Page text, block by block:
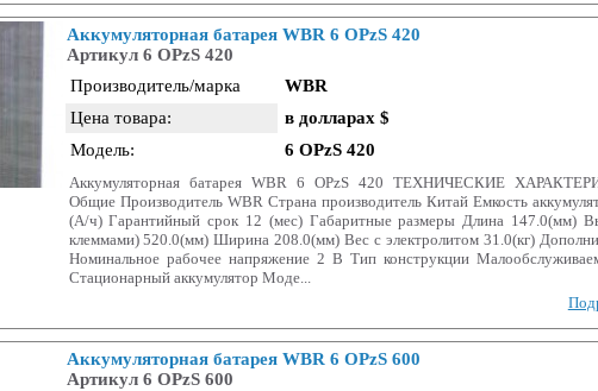
Аккумуляторная батарея WBR 6 OPzS 420
Артикул 6 OPzS 420
Производитель/марка
WBR
Цена товара:
в долларах $
Модель:
6 OPzS 420
Аккумуляторная батарея WBR 6 OPzS 420 ТЕХНИЧЕСКИЕ
Общие Производитель WBR Страна производитель Китай Емкость
(А/ч) Гарантийный срок 12 (мес) Габаритные размеры Длина 147.0(мм)
клеммами) 520.0(мм) Ширина 208.0(мм) Вес c электролитом 31.0(кг)
Номинальное рабочее напряжение 2 В Тип конструкции
Стационарный аккумулятор Моде...
Аккумуляторная батарея WBR 6 OPzS 600
Артикул 6 OPzS 600